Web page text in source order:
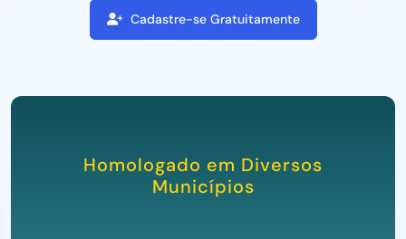
Cadastre-se Gratuitamente
Homologado em Diversos
Municípios